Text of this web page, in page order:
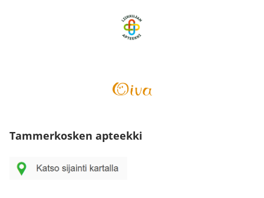
Tammerkosken apteekki